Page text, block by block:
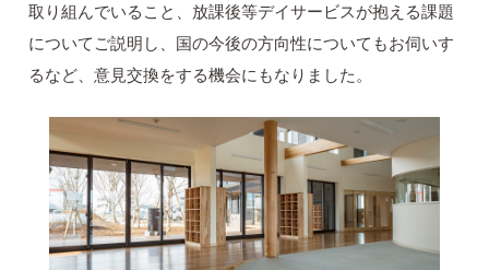
取り組んでいること、放課後等デイサービスが抱える課題
についてご説明し、国の今後の方向性についてもお伺いす
るなど、意見交換をする機会にもなりました。